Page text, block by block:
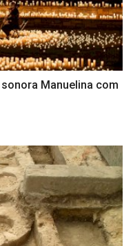
Manuelina com